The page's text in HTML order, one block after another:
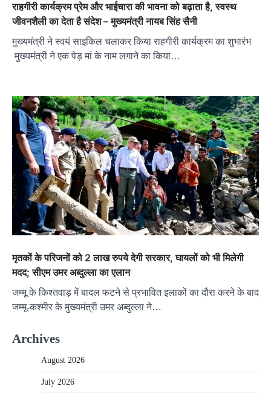
राहगीरी कार्यक्रम प्रेम और भाईचारा की भावना को बढ़ाता है, स्वस्थ
जीवनशैली का देता है संदेश – मुख्यमंत्री नायब सिंह सैनी
मुख्यमंत्री ने स्वयं साइकिल चलाकर किया राहगीरी कार्यक्रम का शुभारंभ
मुख्यमंत्री ने एक पेड़ मां के नाम लगाने का किया…
मृतकों के परिजनों को 2 लाख रुपये देगी सरकार, घायलों को भी मिलेगी
मदद; सीएम उमर अब्दुल्ला का एलान
जम्मू के किश्तवाड़ में बादल फटने से प्रभावित इलाकों का दौरा करने के बाद
जम्मू-कश्मीर के मुख्यमंत्री उमर अब्दुल्ला ने…
Archives
August 2026
July 2026